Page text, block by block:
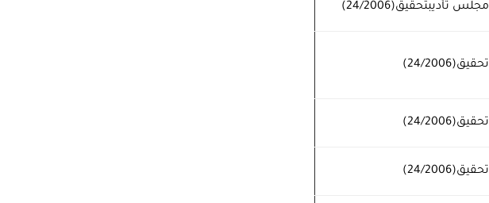
مجلس تأديبتحقيق(24/2006)
تحقيق(24/2006)
تحقيق(24/2006)
تحقيق(24/2006)